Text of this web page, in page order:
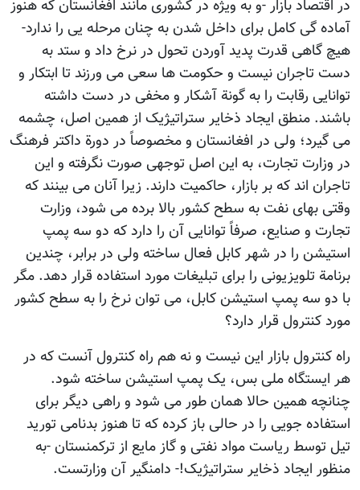
در اقتصاد بازار -و به ویژه در کشوری مانند افغانستان که هنوز
آماده گی کامل برای داخل شدن به چنان مرحله یی را ندارد-
هیچ گاهی قدرت پدید آوردن تحول در نرخ داد و ستد به
دست تاجران نیست و حکومت ها سعی می ورزند تا ابتکار و
توانایی رقابت را به گونة آشکار و مخفی در دست داشته
باشند. منطق ایجاد ذخایر ستراتیژیک از همین اصل، چشمه
می گیرد؛ ولی در افغانستان و مخصوصاً در دورة داکتر فرهنگ
در وزارت تجارت، به این اصل توجهی صورت نگرفته و این
تاجران اند که بر بازار، حاکمیت دارند. زیرا آنان می بینند که
وقتی بهای نفت به سطح کشور بالا برده می شود، وزارت
تجارت و صنایع، صرفاً توانایی آن را دارد که دو سه پمپ
استیشن را در شهر کابل فعال ساخته ولی در برابر، چندین
برنامة تلویزیونی را برای تبلیغات مورد استفاده قرار دهد. مگر
با دو سه پمپ استیشن کابل، می توان نرخ را به سطح کشور
مورد کنترول قرار دارد؟
راه کنترول بازار این نیست و نه هم راه کنترول آنست که در
هر ایستگاه ملی بس، یک پمپ استیشن ساخته شود.
چنانچه همین حالا همان طور می شود و راهی دیگر برای
استفاده جویی را در حالی باز کرده که تا هنوز بدنامی تورید
تیل توسط ریاست مواد نفتی و گاز مایع از ترکمنستان -به
منظور ایجاد ذخایر ستراتیژیک!- دامنگیر آن وزارتست.